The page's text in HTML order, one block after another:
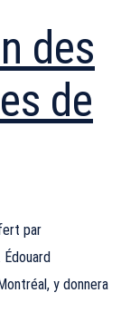
des
de
par
y donnera